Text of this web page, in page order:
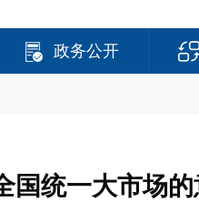
政务公开
国统一大市场